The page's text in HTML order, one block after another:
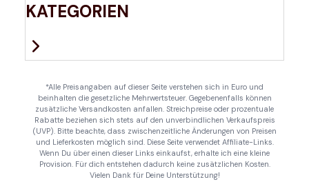
KATEGORIEN
*Alle Preisangaben auf dieser Seite verstehen sich in Euro und
beinhalten die gesetzliche Mehrwertsteuer. Gegebenenfalls können
zusätzliche Versandkosten anfallen. Streichpreise oder prozentuale
Rabatte beziehen sich stets auf den unverbindlichen Verkaufspreis
(UVP). Bitte beachte, dass zwischenzeitliche Änderungen von Preisen
und Lieferkosten möglich sind. Diese Seite verwendet Affiliate-Links.
Wenn Du über einen dieser Links einkaufst, erhalte ich eine kleine
Provision. Für dich entstehen dadurch keine zusätzlichen Kosten.
Vielen Dank für Deine Unterstützung!